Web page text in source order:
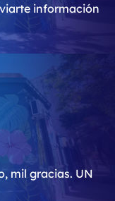
información
mil gracias. UN